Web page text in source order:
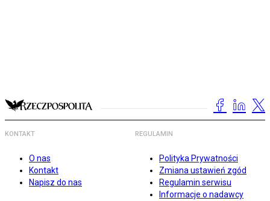
KONTAKT
O nas
Kontakt
Napisz do nas
REGULAMIN
Polityka Prywatności
Zmiana ustawień zgód
Regulamin serwisu
Informacje o nadawcy